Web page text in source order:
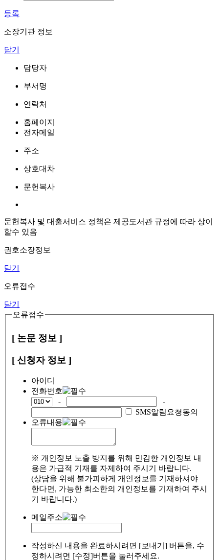
등록
소장기관 정보
닫기
담당자
부서명
연락처
홈페이지
전자메일
주소
상호대차
문헌복사
문헌복사 및 대출서비스 정책은 제공도서관 규정에 따라 상이
할수 있음
권호소장정보
닫기
오류접수
닫기
오류접수
[ 논문 정보 ]
[ 신청자 정보 ]
아이디
전화번호
-
-
SMS알림요청동의
오류내용
※ 개인정보 노출 방지를 위해 민감한 개인정보 내
용은 가급적 기재를 자제하여 주시기 바랍니다.
(상담을 위해 불가피하게 개인정보를 기재하셔야
한다면, 가능한 최소한의 개인정보를 기재하여 주시
기 바랍니다.)
메일주소
작성하신 내용을 완료하시려면 [보내기] 버튼을, 수
정하시려면 [수정]버튼을 눌러주세요.